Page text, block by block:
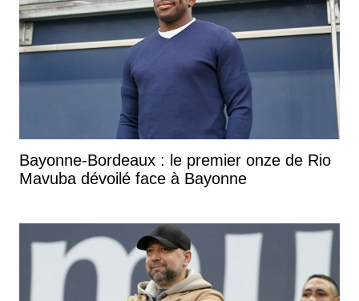
Bayonne-Bordeaux : le premier onze de Rio
Mavuba dévoilé face à Bayonne